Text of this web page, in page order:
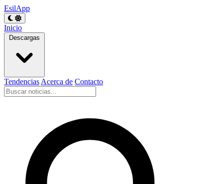
EsilApp
Inicio
Descargas
Tendencias Acerca de Contacto